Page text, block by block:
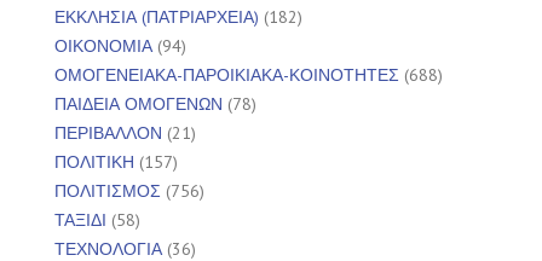
ΕΚΚΛΗΣΙΑ (ΠΑΤΡΙΑΡΧΕΙΑ) (182)
ΟΙΚΟΝΟΜΙΑ(94)
ΟΜΟΓΕΝΕΙΑΚΑ-ΠΑΡΟΙΚΙΑΚΑ-ΚΟΙΝΟΤΗΤΕΣ (688)
ΠΑΙΔΕΙΑ ΟΜΟΓΕΝΩΝ (78)
ΠΕΡΙΒΑΛΛΟΝ (21)
ΠΟΛΙΤΙΚΗ (157)
ΠΟΛΙΤΙΣΜΟΣ (756)
ΤΑΞΙΔΙ (58)
ΤΕΧΝΟΛΟΓΙΑ(36)